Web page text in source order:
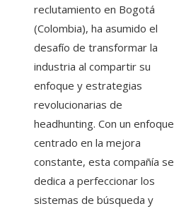
reclutamiento en Bogotá
(Colombia), ha asumido el
desafío de transformar la
industria al compartir su
enfoque y estrategias
revolucionarias de
headhunting. Con un enfoque
centrado en la mejora
constante, esta compañía se
dedica a perfeccionar los
sistemas de búsqueda y